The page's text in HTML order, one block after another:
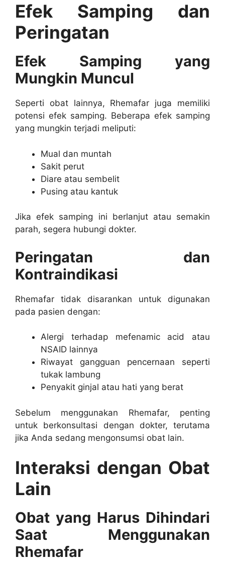
Efek Samping dan
Peringatan
Efek Samping yang
Mungkin Muncul
Seperti obat lainnya, Rhemafar juga memiliki
potensi efek samping. Beberapa efek samping
yang mungkin terjadi meliputi:
Mual dan muntah
Sakit perut
Diare atau sembelit
Pusing atau kantuk
Jika efek samping ini berlanjut atau semakin
parah, segera hubungi dokter.
Peringatan dan
Kontraindikasi
Rhemafar tidak disarankan untuk digunakan
pada pasien dengan:
Alergi terhadap mefenamic acid atau
NSAID lainnya
Riwayat gangguan pencernaan seperti
tukak lambung
Penyakit ginjal atau hati yang berat
Sebelum menggunakan Rhemafar, penting
untuk berkonsultasi dengan dokter, terutama
jika Anda sedang mengonsumsi obat lain.
Interaksi dengan Obat
Lain
Obat yang Harus Dihindari
Saat Menggunakan
Rhemafar